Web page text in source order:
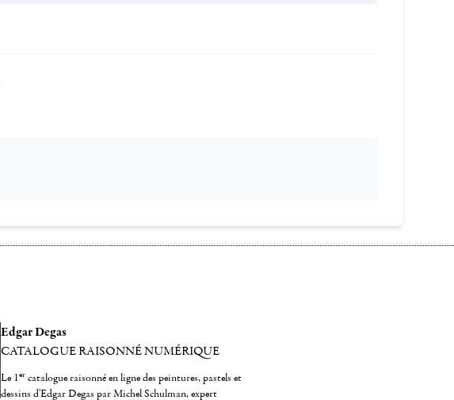
Edgar Degas
CATALOGUE RAISONNÉ NUMÉRIQUE
Le 1er catalogue raisonné en ligne des peintures, pastels et
dessins d'Edgar Degas par Michel Schulman, expert